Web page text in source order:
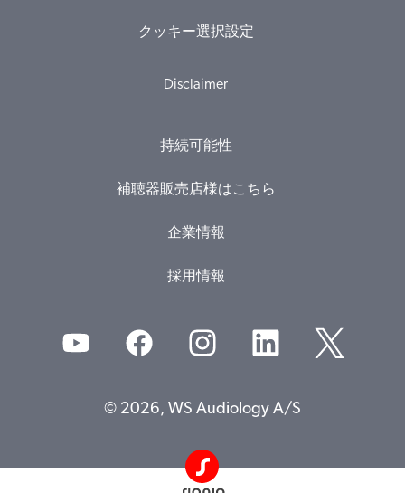
クッキー選択設定
Disclaimer
持続可能性
補聴器販売店様はこちら
企業情報
採用情報
© 2026, WS Audiology A/S